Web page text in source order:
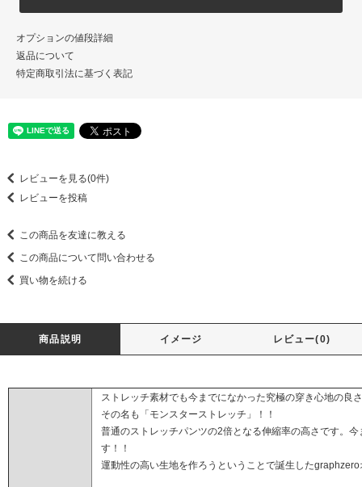
オプションの値段詳細
返品について
特定商取引法に基づく表記
レビューを見る(0件)
レビューを投稿
この商品を友達に教える
この商品について問い合わせる
買い物を続ける
商品説明 イメージ レビュー(0)
ストレッチ素材でも今までになかった究極の穿き心地の良
その名も「モンスターストレッチ」！！
普通のストレッチパンツの2倍となる伸縮率の高さです。
す！！
運動性の高い生地を作ろうということで誕生した